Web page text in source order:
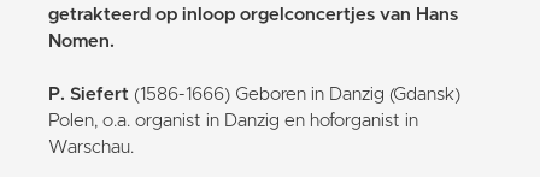
getrakteerd op inloop orgelconcertjes van Hans
Nomen.
P. Siefert (1586-1666) Geboren in Danzig (Gdansk)
Polen, o.a. organist in Danzig en hoforganist in
Warschau.